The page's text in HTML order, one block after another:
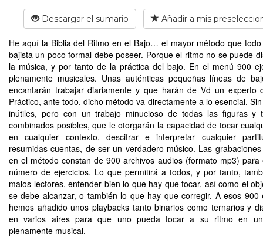
Descargar el sumario Añadir a mis
He aquí la Biblia del Ritmo en el Bajo… el mayor método que
bajista un poco formal debe poseer. Porque el ritmo no se puede
la música, y por tanto de la práctica del bajo. En el menú 900
plenamente musicales. Unas auténticas pequeñas líneas de
encantarán trabajar diariamente y que harán de Vd un experto
Práctico, ante todo, dicho método va directamente a lo esencial.
inútiles, pero con un trabajo minucioso de todas las figuras y
combinados posibles, que le otorgarán la capacidad de tocar
en cualquier contexto, descifrar e interpretar cualquier
resumidas cuentas, de ser un verdadero músico. Las
en el método constan de 900 archivos audios (formato mp3) para
número de ejercicios. Lo que permitirá a todos, y por tanto,
malos lectores, entender bien lo que hay que tocar, así como el
se debe alcanzar, o también lo que hay que corregir. A esos 900
hemos añadido unos playbacks tanto binarios como ternarios y
en varios aires para que uno pueda tocar a su ritmo en
plenamente musical.